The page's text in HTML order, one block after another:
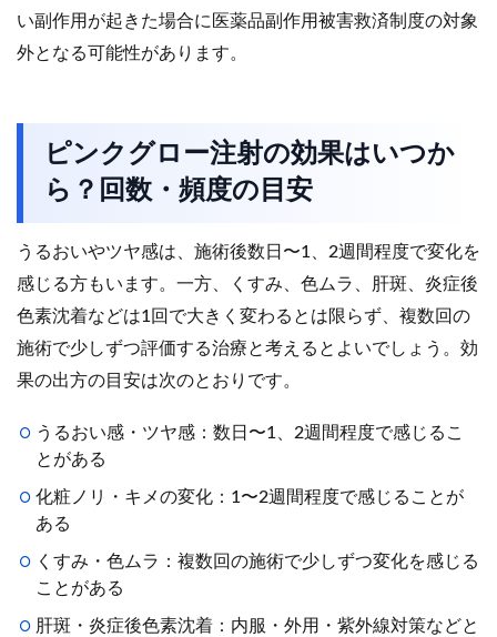
い副作用が起きた場合に医薬品副作用被害救済制度の対象
外となる可能性があります。
ピンクグロー注射の効果はいつか
ら？回数・頻度の目安
うるおいやツヤ感は、施術後数日〜1、2週間程度で変化を
感じる方もいます。一方、くすみ、色ムラ、肝斑、炎症後
色素沈着などは1回で大きく変わるとは限らず、複数回の
施術で少しずつ評価する治療と考えるとよいでしょう。効
果の出方の目安は次のとおりです。
うるおい感・ツヤ感：数日〜1、2週間程度で感じるこ
とがある
化粧ノリ・キメの変化：1〜2週間程度で感じることが
ある
くすみ・色ムラ：複数回の施術で少しずつ変化を感じる
ことがある
肝斑・炎症後色素沈着：内服・外用・紫外線対策などと